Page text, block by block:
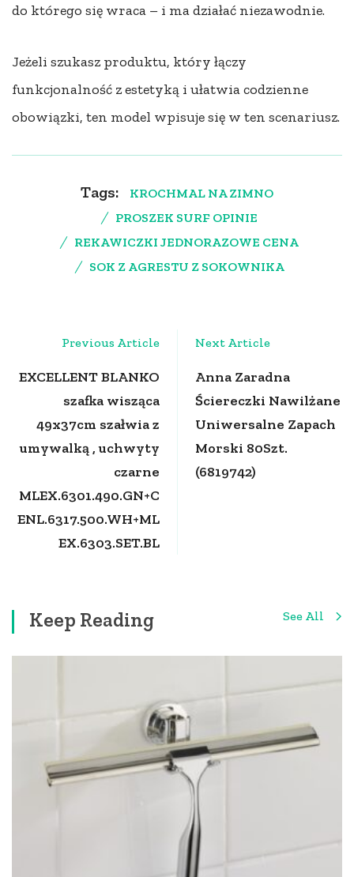
do którego się wraca – i ma działać niezawodnie.
Jeżeli szukasz produktu, który łączy
funkcjonalność z estetyką i ułatwia codzienne
obowiązki, ten model wpisuje się w ten scenariusz.
Tags:
KROCHMAL NA ZIMNO
PROSZEK SURF OPINIE
REKAWICZKI JEDNORAZOWE CENA
SOK Z AGRESTU Z SOKOWNIKA
Previous Article
EXCELLENT BLANKO
szafka wisząca
49x37cm szałwia z
umywalką , uchwyty
czarne
MLEX.6301.490.GN+C
ENL.6317.500.WH+ML
EX.6303.SET.BL
Next Article
Anna Zaradna
Ściereczki Nawilżane
Uniwersalne Zapach
Morski 80Szt.
(6819742)
Keep Reading See All